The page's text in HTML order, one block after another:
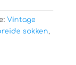
Vintage
sokken,